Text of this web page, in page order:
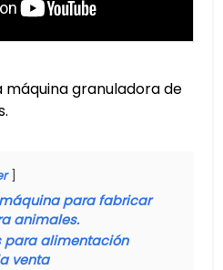
granuladora de
para fabricar
animales.
para alimentación
venta